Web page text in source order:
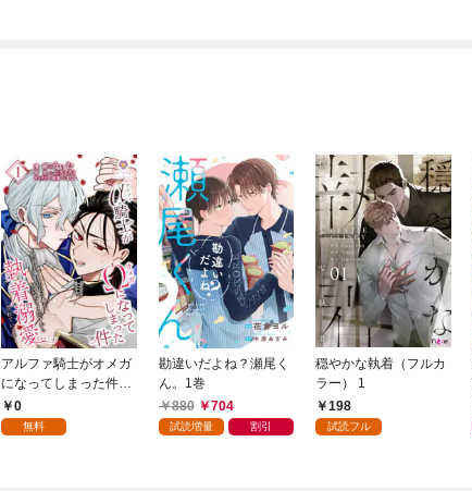
アルファ騎士がオメガ
になってしまった件～
最強α騎士団長の俺
が、世話焼きα部下か
0
無料
勘違いだよね？瀬尾く
ん。1巻
880
704
試読増量 割引
穏やかな執着（フルカ
ラー） 1
198
試読フル